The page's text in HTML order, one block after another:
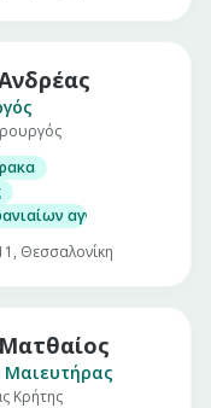
αγγείων
Θεσσαλονίκη
Μαιευτήρας
Κρήτης